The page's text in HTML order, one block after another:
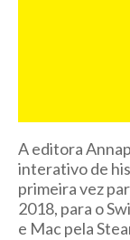
A editora
interativo de
primeira vez
2018, para o
e Mac pela